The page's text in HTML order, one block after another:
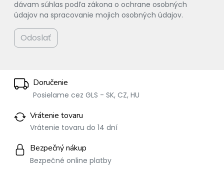
dávam súhlas podľa zákona o ochrane osobných
údajov na spracovanie mojich osobných údajov.
Odoslať
Doručenie
Posielame cez GLS - SK, CZ, HU
Vrátenie tovaru
Vrátenie tovaru do 14 dní
Bezpečný nákup
Bezpečné online platby